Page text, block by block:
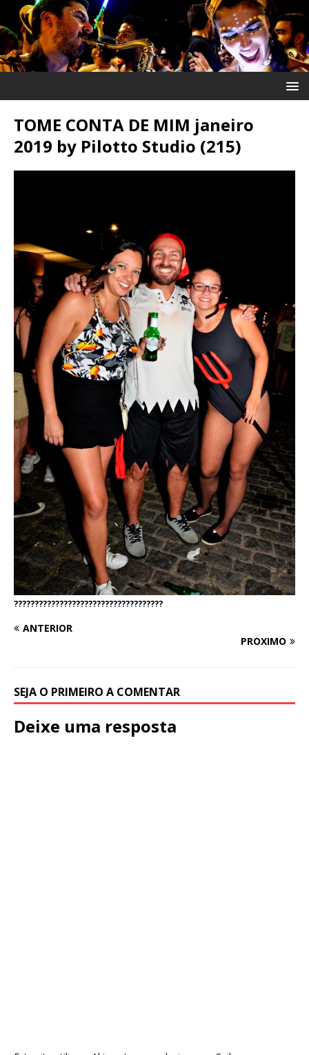
TOME CONTA DE MIM janeiro
2019 by Pilotto Studio (215)
????????????????????????????????????
ANTERIOR
PRÓXIMO
SEJA O PRIMEIRO A COMENTAR
Deixe uma resposta